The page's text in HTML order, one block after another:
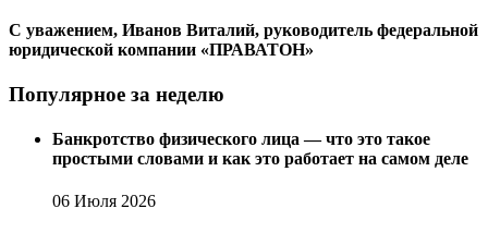
С уважением, Иванов Виталий, руководитель федеральной
юридической компании «ПРАВАТОН»
Популярное за неделю
Банкротство физического лица — что это такое
простыми словами и как это работает на самом деле
06 Июля 2026